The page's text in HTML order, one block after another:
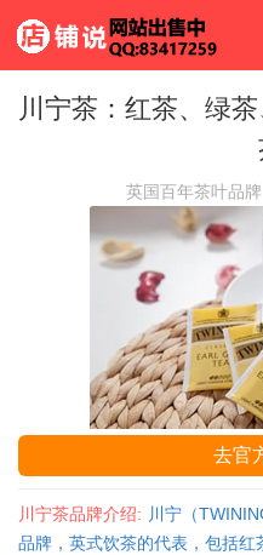
川宁茶：红茶、绿
英国百年茶叶品牌
去官
川宁茶品牌介绍: 川宁（
品牌，英式饮茶的代表，包括